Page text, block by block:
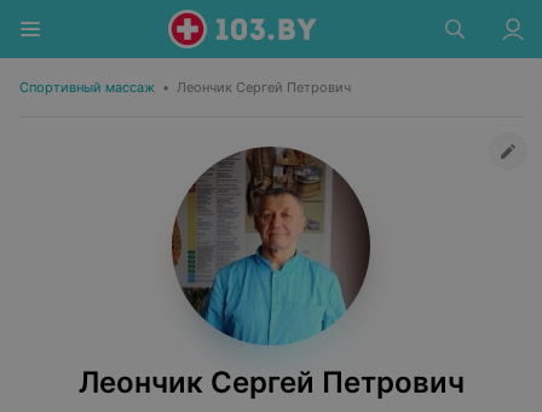
Спортивный массаж • Леончик Сергей Петрович
Леончик Сергей Петрович